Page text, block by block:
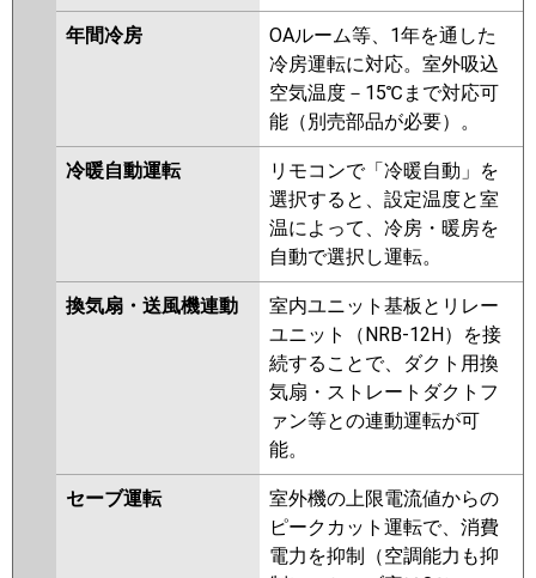
年間冷房
OAルーム等、1年を通した
冷房運転に対応。室外吸込
空気温度－15℃まで対応可
能（別売部品が必要）。
冷暖自動運転
リモコンで「冷暖自動」を
選択すると、設定温度と室
温によって、冷房・暖房を
自動で選択し運転。
換気扇・送風機連動
室内ユニット基板とリレー
ユニット（NRB-12H）を接
続することで、ダクト用換
気扇・ストレートダクトフ
ァン等との連動運転が可
能。
セーブ運転
室外機の上限電流値からの
ピークカット運転で、消費
電力を抑制（空調能力も抑